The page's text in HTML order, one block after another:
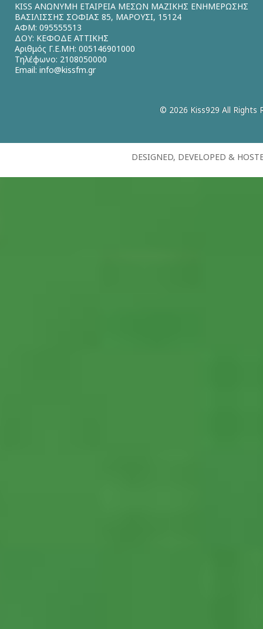
KISS ΑΝΩΝΥΜΗ ΕΤΑΙΡΕΙΑ ΜΕΣΩΝ ΜΑΖΙΚΗΣ ΕΝΗΜΕΡΩΣΗΣ
ΒΑΣΙΛΙΣΣΗΣ ΣΟΦΙΑΣ 85, ΜΑΡΟΥΣΙ, 15124
ΑΦΜ: 095555513
ΔΟΥ: ΚΕΦΟΔΕ ΑΤΤΙΚΗΣ
Αριθμός Γ.Ε.ΜΗ: 005146901000
Τηλέφωνο: 2108050000
Email: info@kissfm.gr
© 2026 Kiss929 All Rights
DESIGNED, DEVELOPED &